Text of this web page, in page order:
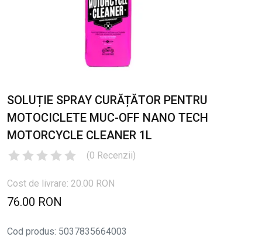
SOLUȚIE SPRAY CURĂȚĂTOR PENTRU
MOTOCICLETE MUC-OFF NANO TECH
MOTORCYCLE CLEANER 1L
(0 Recenzii)
Cost de livrare: 20.00 RON
76.00 RON
Cod produs: 5037835664003